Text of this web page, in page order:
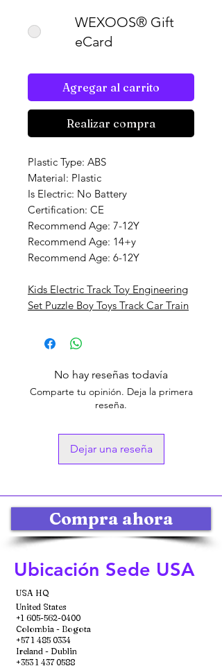
WEXOOS® Gift
eCard
Agregar al carrito
Realizar compra
Plastic Type: ABS
Material: Plastic
Is Electric: No Battery
Certification: CE
Recommend Age: 7-12Y
Recommend Age: 14+y
Recommend Age: 6-12Y
Kids Electric Track Toy Engineering
Set Puzzle Boy Toys Track Car Train
No hay reseñas todavía
Comparte tu opinión. Deja la primera
reseña.
Dejar una reseña
Compra ahora
Ubicación Sede USA
USA HQ
United States
+1 605-562-0400
Colombia - Bogota
+57 1 485 0334
Ireland - Dublin
+353 1 437 0588